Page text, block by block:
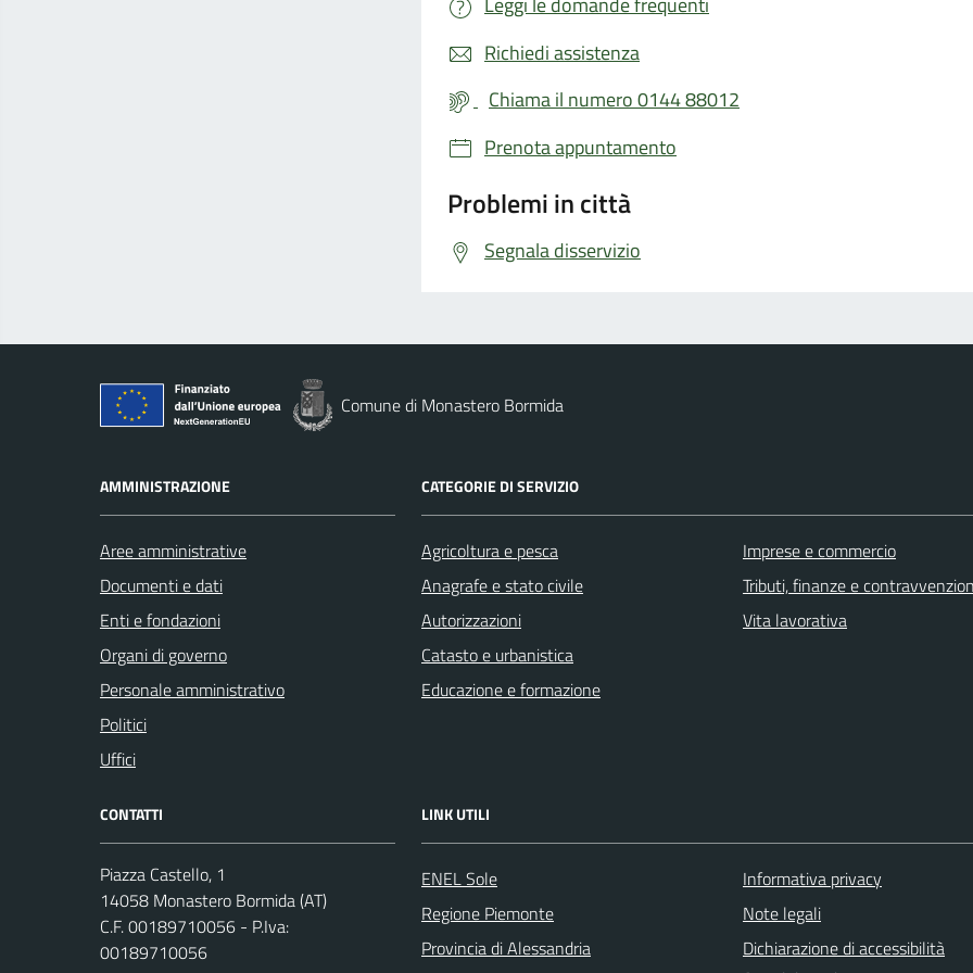
Richiedi assistenza
Chiama il numero 0144 88012
Prenota appuntamento
Problemi in città
Segnala disservizio
Comune di Monastero Bormida
AMMINISTRAZIONE
Aree amministrative
Documenti e dati
Enti e fondazioni
Organi di governo
Personale amministrativo
Politici
Uffici
CATEGORIE DI SERVIZIO
Agricoltura e pesca
Anagrafe e stato civile
Autorizzazioni
Catasto e urbanistica
Educazione e formazione
Imprese e commercio
Tributi, finanze e
Vita lavorativa
CONTATTI
Piazza Castello, 1
14058 Monastero Bormida (AT)
C.F. 00189710056 - P.Iva:
00189710056
LINK UTILI
ENEL Sole
Regione Piemonte
Provincia di Alessandria
Informativa privacy
Note legali
Dichiarazione di accessibilità